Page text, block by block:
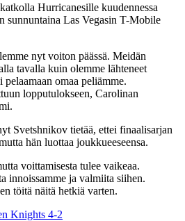
Hurricanesille kuudennessa
sunnuntaina Las Vegasin T-Mobile
nyt voiton päässä. Meidän
tavalla kuin olemme lähteneet
omaa peliämme.
lopputulokseen, Carolinan
Svetshnikov tietää, ettei finaalisarjan
hän luottaa joukkueeseensa.
voittamisesta tulee vaikeaa.
innoissamme ja valmiita siihen.
töitä näitä hetkiä varten.